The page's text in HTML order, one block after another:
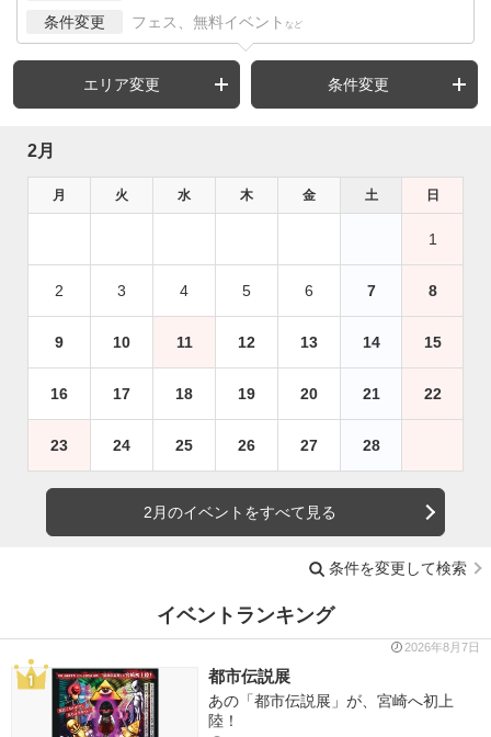
条件変更 フェス、無料イベント など
エリア変更 条件変更
2月
月 火 水 木 金 土 日
1
2 3 4 5 6 7 8
9 10 11 12 13 14 15
16 17 18 19 20 21 22
23 24 25 26 27 28
2月のイベントをすべて見る
条件を変更して検索
イベントランキング
2026年8月7日
都市伝説展
あの「都市伝説展」が、宮崎へ初上
陸！